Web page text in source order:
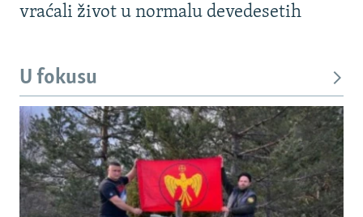
vraćali život u normalu devedesetih
U fokusu